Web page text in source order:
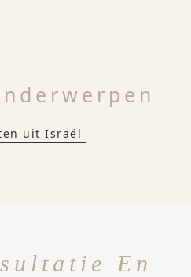
uit Israël
En